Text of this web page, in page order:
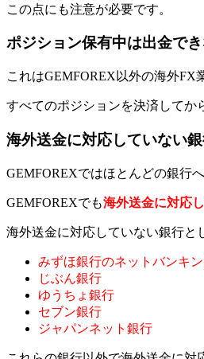
この点にも注意が必要です。
ポジション保有中は出金で
これはGEMFOREX以外の海外FX
すべてのポジションを決済してか
海外送金に対応していない
GEMFOREXではほとんどの銀行
GEMFOREXでも海外送金に対応
海外送金に対応していない銀行と
みずほ銀行のネットバンキ
じぶん銀行
ゆうちょ銀行
セブン銀行
ジャパンネット銀行